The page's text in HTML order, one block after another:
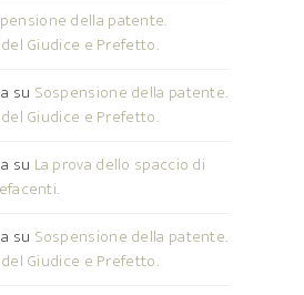
della patente.
Giudice e Prefetto.
su Sospensione della patente.
Giudice e Prefetto.
su La prova dello spaccio di
su Sospensione della patente.
Giudice e Prefetto.